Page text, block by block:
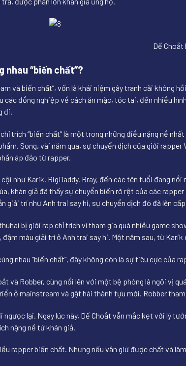
Dế
nhau “biến chất”?
và biến chất”, vốn là khái niệm gây tranh cãi không
các đồng nghiệp về cách ăn mặc, tóc tai, đến nhiều
đi.
trích “biến chất” là một trong những điều nặng nề
Song, vài năm qua, sự chuyển dịch của giới
áp đảo từ rapper.
như Karik, BigDaddy, Bray, đến các tên tuổi đang
khán giả đã thấy sự chuyển biến rõ rệt của các
giải trí như Anh trai say hi, sự chuyển dịch đó đã lên
bị giới rap chỉ trích vì tham gia quá nhiều game
màu giải trí ở Anh trai say hi. Một năm sau, từ
nhau “biến chất”, đây không còn là sự tiêu cực của
và Robber, cùng nổi lên với một bệ phóng là ngôi vị
ở mainstream và gặt hái thành tựu mới. Robber
ngược lại. Ngay lúc này, Dế Choắt vẫn mắc kẹt với lý
nặng nề từ khán giả.
rapper biến chất. Nhưng nếu vẫn giữ được chất và